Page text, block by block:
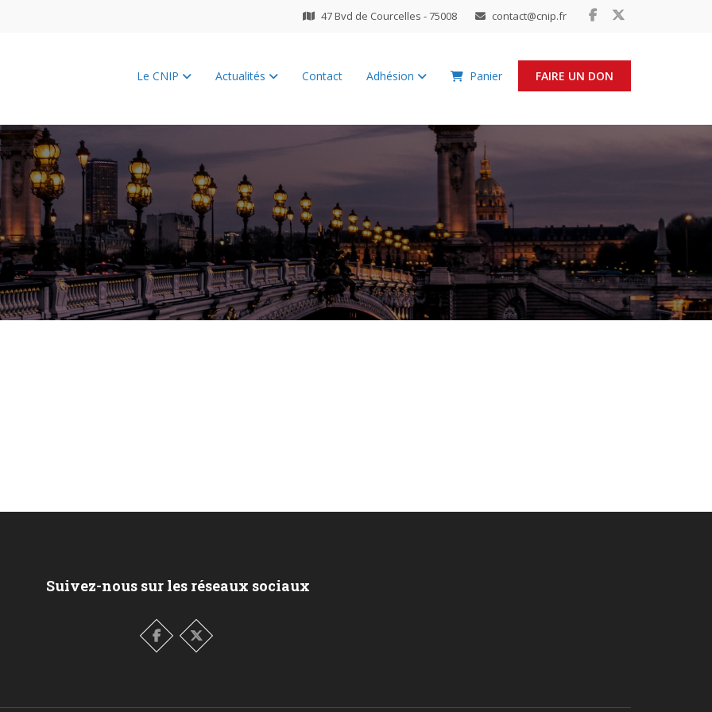
2026
47 Bvd de Courcelles - 75008 contact@cnip.fr
FAIRE UN DON
Le CNIP Actualités Contact Adhésion Panier
Suivez-nous sur les réseaux sociaux